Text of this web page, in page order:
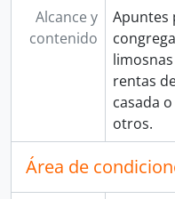
Alcance y
contenido
Apuntes
rentas
casada
otros.
Área de